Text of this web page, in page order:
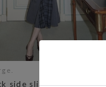
side slit maxi onepiece